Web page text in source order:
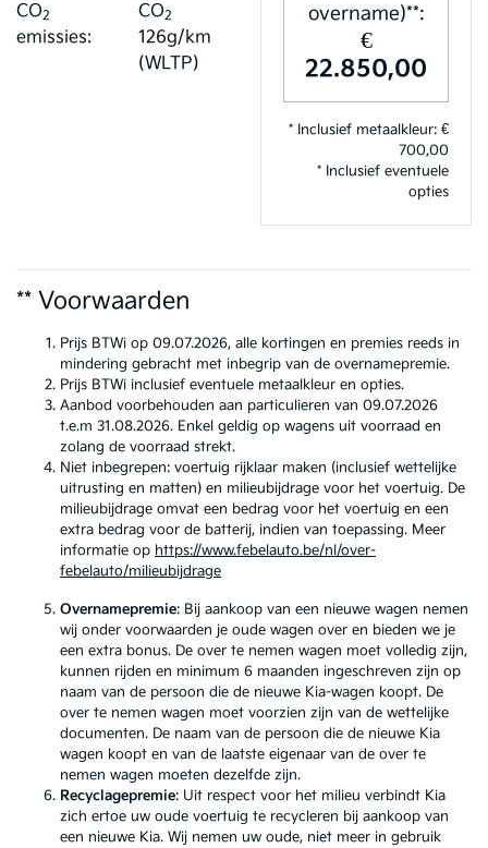
CO2
emissies:
CO2
126g/km
(WLTP)
overname)**:
€
22.850,00
* Inclusief metaalkleur: €
700,00
* Inclusief eventuele
opties
** Voorwaarden
Prijs BTWi op 09.07.2026, alle kortingen en premies reeds in
mindering gebracht met inbegrip van de overnamepremie.
Prijs BTWi inclusief eventuele metaalkleur en opties.
Aanbod voorbehouden aan particulieren van 09.07.2026
t.e.m 31.08.2026. Enkel geldig op wagens uit voorraad en
zolang de voorraad strekt.
Niet inbegrepen: voertuig rijklaar maken (inclusief wettelijke
uitrusting en matten) en milieubijdrage voor het voertuig. De
milieubijdrage omvat een bedrag voor het voertuig en een
extra bedrag voor de batterij, indien van toepassing. Meer
informatie op https://www.febelauto.be/nl/over-
febelauto/milieubijdrage
Overnamepremie: Bij aankoop van een nieuwe wagen nemen
wij onder voorwaarden je oude wagen over en bieden we je
een extra bonus. De over te nemen wagen moet volledig zijn,
kunnen rijden en minimum 6 maanden ingeschreven zijn op
naam van de persoon die de nieuwe Kia-wagen koopt. De
over te nemen wagen moet voorzien zijn van de wettelijke
documenten. De naam van de persoon die de nieuwe Kia
wagen koopt en van de laatste eigenaar van de over te
nemen wagen moeten dezelfde zijn.
Recyclagepremie: Uit respect voor het milieu verbindt Kia
zich ertoe uw oude voertuig te recycleren bij aankoop van
een nieuwe Kia. Wij nemen uw oude, niet meer in gebruik